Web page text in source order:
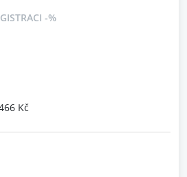
-%
Kč